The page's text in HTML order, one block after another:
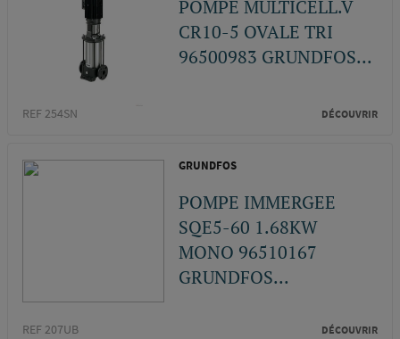
POMPE MULTICELL.V
CR10-5 OVALE TRI
96500983 GRUNDFOS...
REF 254SN DÉCOUVRIR
GRUNDFOS
POMPE IMMERGEE
SQE5-60 1.68KW
MONO 96510167
GRUNDFOS...
REF 207UB DÉCOUVRIR